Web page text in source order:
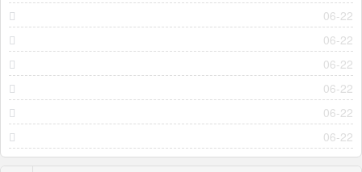
06-22
06-22
06-22
06-22
06-22
06-22